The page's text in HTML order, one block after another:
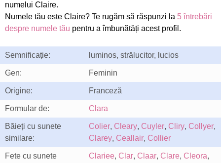
numelui Claire.
Numele tău este Claire? Te rugăm să răspunzi la 5 întrebări
despre numele tău pentru a îmbunătăți acest profil.
Semnificație: luminos, strălucitor, lucios
Gen: Feminin
Origine: Franceză
Formular de: Clara
Băieți cu sunete
similare:
Colier, Cleary, Cuyler, Cliry, Collyer,
Clarey, Ceallair, Collier
Fete cu sunete
Clariee, Clar, Claar, Clare, Cleora,